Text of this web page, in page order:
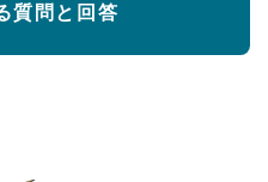
質問と回答